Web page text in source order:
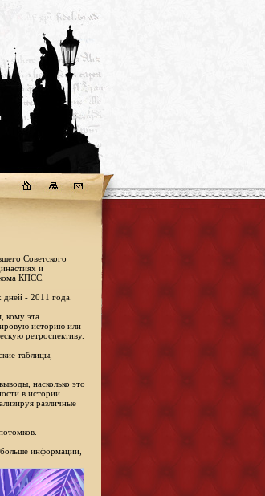
Советского
и
КПСС.
- 2011 года.
кому эта
историю или
ретроспективу.
таблицы,
насколько это
в истории
различные
информации,